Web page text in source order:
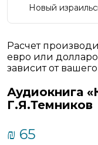
Новый
Расчет
евро или
зависит от
Аудиокнига
Г.Я.Темников
₪ 65